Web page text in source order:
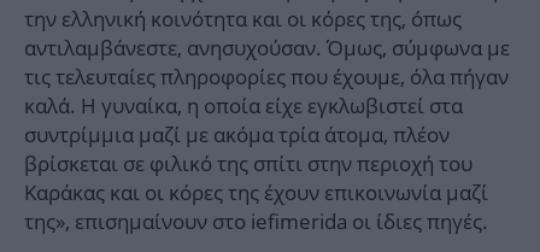
την ελληνική κοινότητα και οι κόρες της, όπως
αντιλαμβάνεστε, ανησυχούσαν. Όμως, σύμφωνα με
τις τελευταίες πληροφορίες που έχουμε, όλα πήγαν
καλά. Η γυναίκα, η οποία είχε εγκλωβιστεί στα
συντρίμμια μαζί με ακόμα τρία άτομα, πλέον
βρίσκεται σε φιλικό της σπίτι στην περιοχή του
Καράκας και οι κόρες της έχουν επικοινωνία μαζί
της», επισημαίνουν στο iefimerida οι ίδιες πηγές.